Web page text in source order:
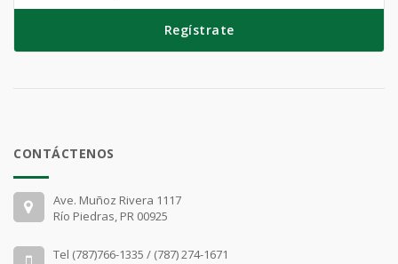
Regístrate
CONTÁCTENOS
Ave. Muñoz Rivera 1117
Río Piedras, PR 00925
Tel (787)766-1335 / (787) 274-1671